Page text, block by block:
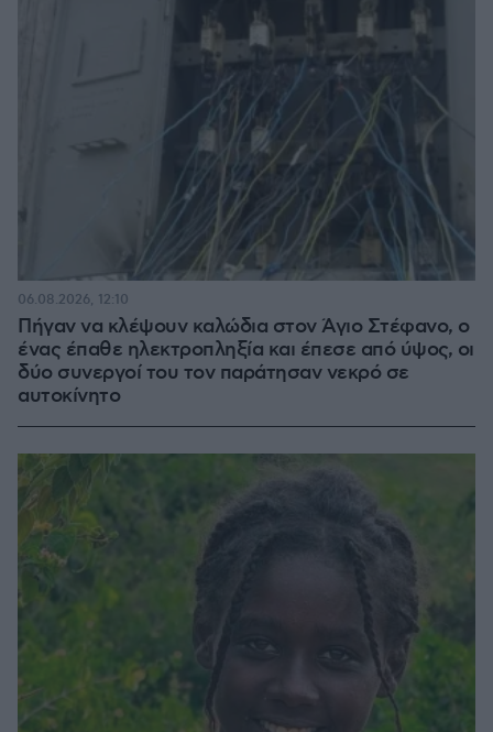
Πήγαν να κλέψουν καλώδια στον Άγιο Στέφανο, ο
ένας έπαθε ηλεκτροπληξία και έπεσε από ύψος, οι
δύο συνεργοί του τον παράτησαν νεκρό σε
αυτοκίνητο
06.08.2026, 12:10